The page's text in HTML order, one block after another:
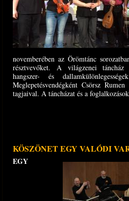
novemberében az Örömtánc
résztvevőket. A világzenei
hangszer- és
Meglepetésvendégként Csörsz
tagjaival. A táncházat és a
KÖSZÖNET EGY VALÓDI
EGY